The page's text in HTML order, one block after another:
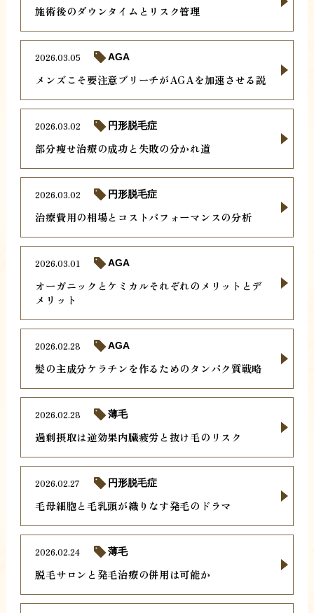
施術後のダウンタイムとリスク管理
メンズこそ要注意ブリーチがAGAを加速させる説
2026.03.05 AGA
部分痩せ治療の成功と失敗の分かれ道
2026.03.02 円形脱毛症
治療費用の相場とコストパフォーマンスの分析
2026.03.02 円形脱毛症
オーガニックとケミカルそれぞれのメリットとデ
メリット
2026.03.01 AGA
髪の主成分ケラチンを作るためのタンパク質戦略
2026.02.28 AGA
過剰摂取は逆効果内臓疲労と抜け毛のリスク
2026.02.28 薄毛
毛母細胞と毛乳頭が織りなす発毛のドラマ
2026.02.27 円形脱毛症
脱毛サロンと発毛治療の併用は可能か
2026.02.24 薄毛